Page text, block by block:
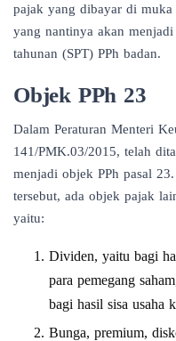
pajak yang dibayar di
yang nantinya akan
tahunan (SPT) PPh badan.
Objek PPh 23
Dalam Peraturan Menteri
141/PMK.03/2015, telah
menjadi objek PPh pasal
tersebut, ada objek pajak
yaitu:
Dividen, yaitu bagi
para pemegang
bagi hasil sisa usaha
Bunga, premium,